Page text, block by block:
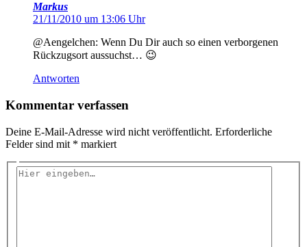
Markus
21/11/2010 um 13:06 Uhr
@Aengelchen: Wenn Du Dir auch so einen verborgenen
Rückzugsort aussuchst… 😉
Antworten
Kommentar verfassen
Deine E-Mail-Adresse wird nicht veröffentlicht. Erforderliche
Felder sind mit * markiert
Hier